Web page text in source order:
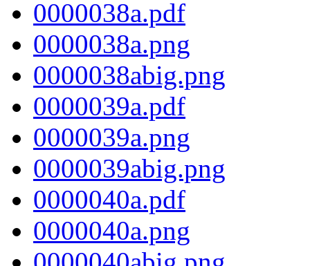
0000038a.pdf
0000038a.png
0000038abig.png
0000039a.pdf
0000039a.png
0000039abig.png
0000040a.pdf
0000040a.png